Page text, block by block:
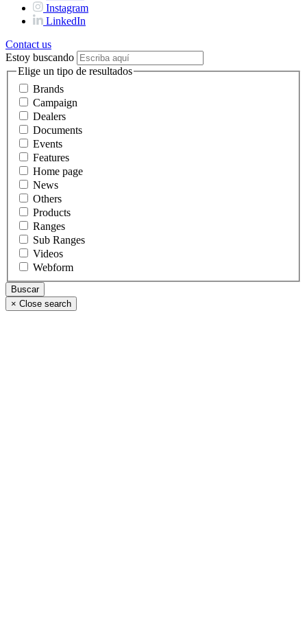
Instagram
LinkedIn
Contact us
Estoy buscando
Elige un tipo de resultados
Brands
Campaign
Dealers
Documents
Events
Features
Home page
News
Others
Products
Ranges
Sub Ranges
Videos
Webform
× Close search